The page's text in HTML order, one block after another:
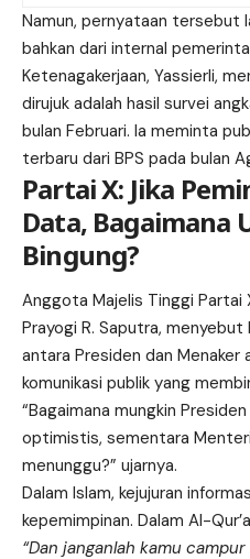
Namun, pernyataan tersebut
bahkan dari internal
Ketenagakerjaan, Yassierli,
dirujuk adalah hasil survei
bulan Februari. Ia meminta
terbaru dari BPS pada bulan
Partai X: Jika
Data, Bagaimana
Bingung?
Anggota Majelis Tinggi
Prayogi R. Saputra,
antara Presiden dan Menaker
komunikasi publik yang
“Bagaimana mungkin
optimistis, sementara
menunggu?” ujarnya.
Dalam Islam, kejujuran
kepemimpinan. Dalam Al-
“Dan janganlah kamu